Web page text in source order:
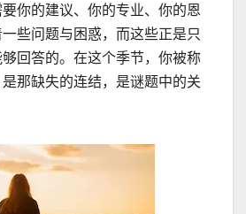
你的建议、你的专业、你的恩
些问题与困惑，而这些正是只
回答的。在这个季节，你被称
那缺失的连结，是谜题中的关